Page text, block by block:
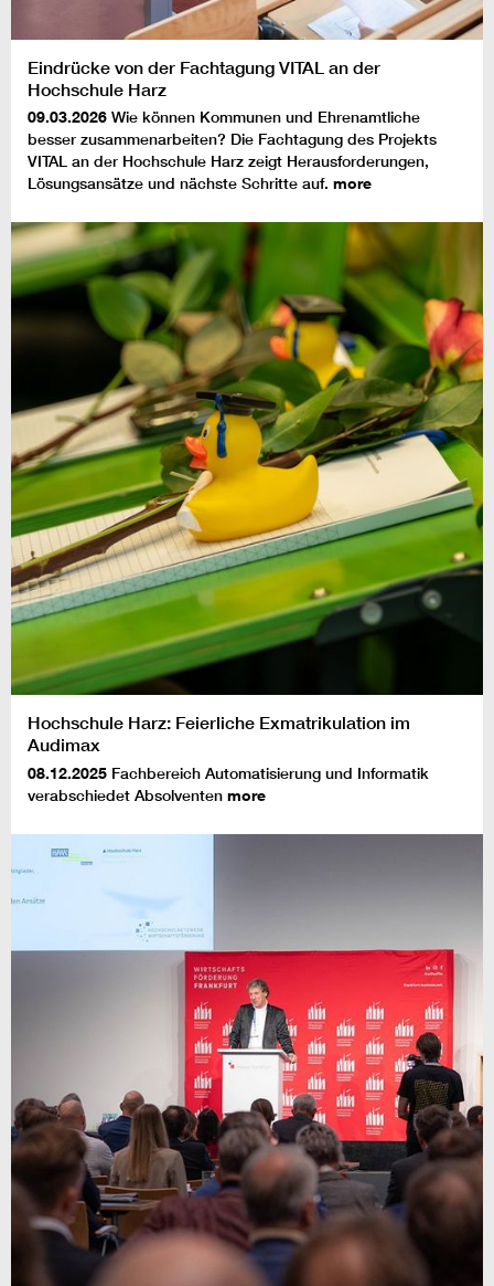
Eindrücke von der Fachtagung VITAL an der
Hochschule Harz
09.03.2026 Wie können Kommunen und Ehrenamtliche
besser zusammenarbeiten? Die Fachtagung des Projekts
VITAL an der Hochschule Harz zeigt Herausforderungen,
Lösungsansätze und nächste Schritte auf. more
Hochschule Harz: Feierliche Exmatrikulation im
Audimax
08.12.2025 Fachbereich Automatisierung und Informatik
verabschiedet Absolventen more